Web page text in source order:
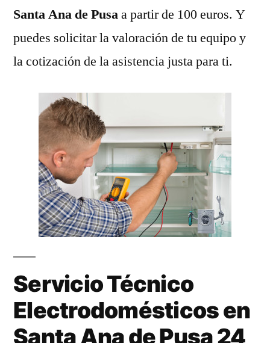
Santa Ana de Pusaa partir de 100 euros. Y
puedes solicitar la valoración de tu equipo y
la cotización de la asistencia justa para ti.
Servicio Técnico
Electrodomésticos en
Santa Ana de Pusa 24